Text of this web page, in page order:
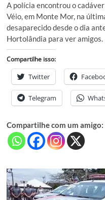
A polícia encontrou o
Véio, em Monte Mor, na
desaparecido desde o dia
Hortolândia para ver amigos.
Compartilhe isso:
Twitter
Telegram
Compartilhe com um amigo: